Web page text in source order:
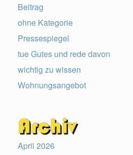
Beitrag
ohne Kategorie
Pressespiegel
tue Gutes und rede davon
wichtig zu wissen
Wohnungsangebot
April 2026